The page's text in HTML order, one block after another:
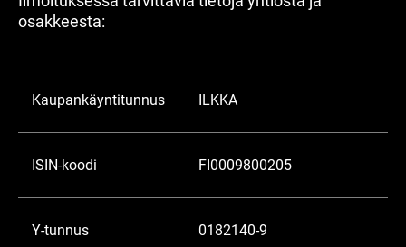
osakkeesta:
Kaupankäyntitunnus ILKKA
ISIN-koodi FI0009800205
Y-tunnus 0182140-9